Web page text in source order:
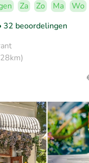
Za Zo Ma
Wo
32 beoordelingen